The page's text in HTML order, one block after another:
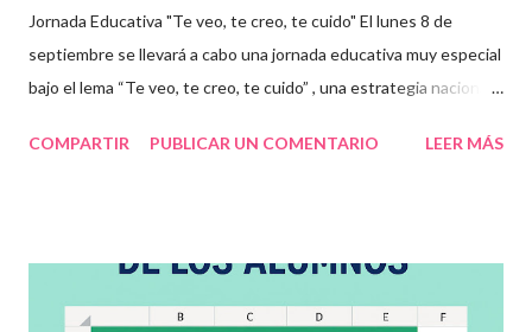
Jornada Educativa "Te veo, te creo, te cuido" El lunes 8 de
septiembre se llevará a cabo una jornada educativa muy especial
bajo el lema “Te veo, te creo, te cuido” , una estrategia nacional
infantil , y promover la convivencia escolar armónica . Desde el
actividades educativas que podrás aplicar fácilmente en tu
COMPARTIR PUBLICAR UN COMENTARIO LEER MÁS